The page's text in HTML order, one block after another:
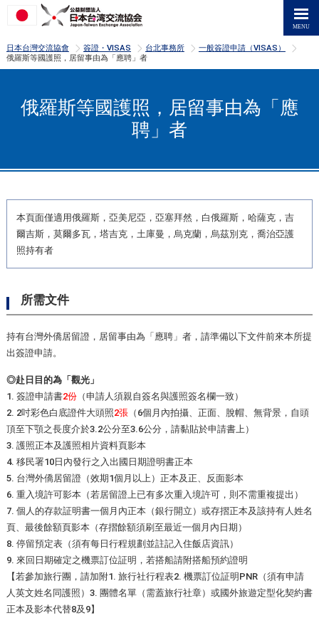
日本台灣交流協會 >
簽證・VISAS >
台北事務所 >
一般簽證申請（VISAS）
俄羅斯等國護照，居留事由為「應聘」者
俄羅斯等國護照，居留事由為「應
聘」者
本頁面僅適用俄羅斯，亞美尼亞，亞塞拜然，白俄羅斯，哈薩克，吉
爾吉斯，莫爾多瓦，塔吉克，土庫曼，烏克蘭，烏茲別克，喬治亞護
照持有者
所需文件
持有台灣外僑居留證，居留事由為「應聘」者，請準備以下文件前來本所提
出簽證申請。
◎赴日目的為「觀光」
1. 簽證申請書2份（申請人須親自簽名與護照簽名欄一致）
2. 2吋彩色白底證件大頭照2張（6個月內拍攝、正面、脫帽、無背景，自頭
頂至下顎之長度介於3.2公分至3.6公分，請黏貼於申請書上）
3. 護照正本及護照相片資料頁影本
4. 移民署10日內發行之入出國日期證明書正本
5. 台灣外僑居留證（效期1個月以上）正本及正、反面影本
6. 重入境許可影本（若居留證上已有多次重入境許可，則不需重複提出）
7. 個人的存款証明書一個月內正本（銀行開立）或存摺正本及該持有人姓名
頁、最後餘額頁影本（存摺餘額須刷至最近一個月內日期）
8. 停留預定表（須有每日行程規劃並註記入住飯店資訊）
9. 來回日期確定之機票訂位証明，若搭船請附搭船預約證明
【若參加旅行團，請加附1. 旅行社行程表2. 機票訂位証明PNR（須有申請
人英文姓名同護照）3. 團體名單（需蓋旅行社章）或國外旅遊定型化契約書
正本及影本代替8及9】